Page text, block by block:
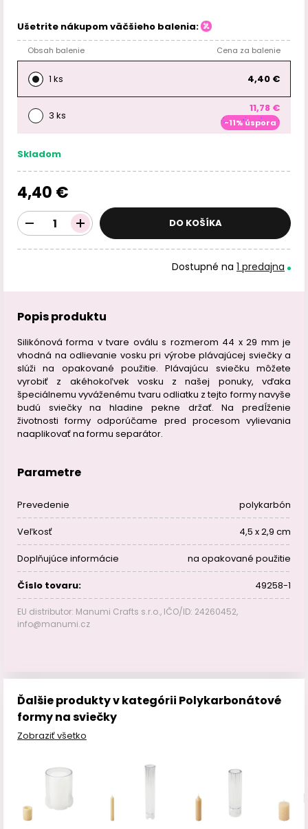
Ušetrite nákupom väčšieho balenia:
Obsah balenie Cena za balenie
1 ks 4,40 €
3 ks
11,78 €
-11% úspora
Skladom
4,40 €
DO KOŠÍKA
Dostupné na 1 predajna
Popis produktu
Silikónová forma v tvare oválu s rozmerom 44 x 29 mm je
vhodná na odlievanie vosku pri výrobe plávajúcej sviečky a
slúži na opakované použitie. Plávajúcu sviečku môžete
vyrobiť z akéhokoľvek vosku z našej ponuky, vďaka
špeciálnemu vyváženému tvaru odliatku z tejto formy navyše
budú sviečky na hladine pekne držať. Na predĺženie
životnosti formy odporúčame pred procesom vylievania
naaplikovať na formu separátor.
Parametre
Prevedenie polykarbón
Veľkosť 4,5 x 2,9 cm
Doplňujúce informácie na opakované použitie
Číslo tovaru: 49258-1
EU distributor: Manumi Crafts s.r.o., IČO/ID: 24260452,
info@manumi.cz
Ďalšie produkty v kategórii Polykarbonátové
formy na sviečky
Zobraziť všetko